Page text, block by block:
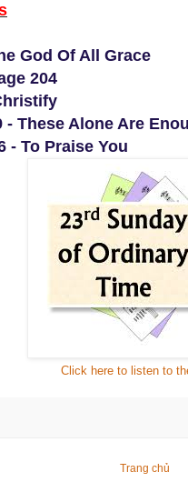
God Of All Grace
204
These Alone Are
- To Praise You
Click here to listen to
Trang chủ